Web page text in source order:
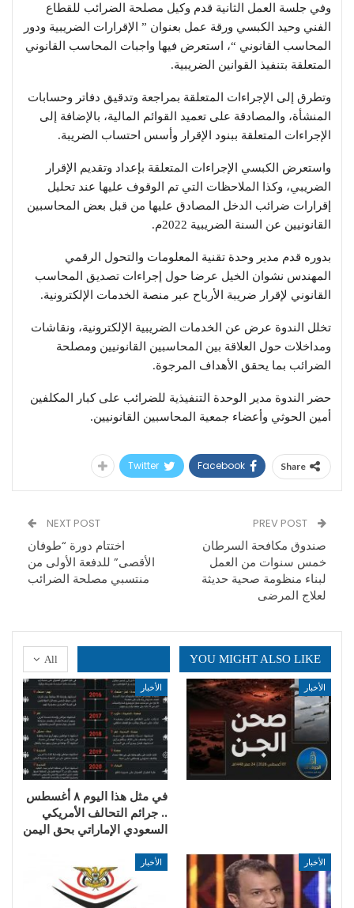
وفي جلسة العمل الثانية قدم وكيل مصلحة الضرائب للقطاع
الفني وحيد الكبسي ورقة عمل بعنوان ” الإقرارات الضريبية ودور
المحاسب القانوني “، استعرض فيها واجبات المحاسب القانوني
المتعلقة بتنفيذ القوانين الضريبية.
وتطرق إلى الإجراءات المتعلقة بمراجعة وتدقيق دفاتر وحسابات
المنشأة، والمصادقة على تعميد القوائم المالية، بالإضافة إلى
الإجراءات المتعلقة ببنود الإقرار وأسس احتساب الضريبة.
واستعرض الكبسي الإجراءات المتعلقة بإعداد وتقديم الإقرار
الضريبي، وكذا الملاحظات التي تم الوقوف عليها عند تحليل
إقرارات ضرائب الدخل المصادق عليها من قبل بعض المحاسبين
القانونيين عن السنة الضريبية 2022م.
بدوره قدم مدير وحدة تقنية المعلومات والتحول الرقمي
المهندس نشوان الخيل عرضا حول إجراءات تصديق المحاسب
القانوني لإقرار ضريبة الأرباح عبر منصة الخدمات الإلكترونية.
تخلل الندوة عرض عن الخدمات الضريبية الإلكترونية، ونقاشات
ومداخلات حول العلاقة بين المحاسبين القانونيين ومصلحة
الضرائب بما يحقق الأهداف المرجوة.
حضر الندوة مدير الوحدة التنفيذية للضرائب على كبار المكلفين
أمين الحوثي وأعضاء جمعية المحاسبين القانونيين.
Share
Facebook
Twitter
صندوق مكافحة السرطان
خمس سنوات من العمل
لبناء منظومة صحية حديثة
لعلاج المرضى
NEXT POST
اختتام دورة “طوفان
الأقصى” للدفعة الأولى من
منتسبي مصلحة الضرائب
All YOU MIGHT ALSO LIKE
الأخبار الأخبار
في مثل هذا اليوم ٨ أغسطس
.. جرائم التحالف الأمريكي
السعودي الإماراتي بحق اليمن
الأخبار الأخبار